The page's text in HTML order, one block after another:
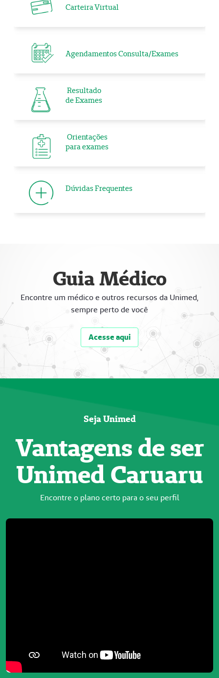
Carteira Virtual
Agendamentos Consulta/Exames
Resultado
de Exames
Orientações
para exames
Dúvidas Frequentes
Guia Médico
Encontre um médico e outros recursos da Unimed,
sempre perto de você
Acesse aqui
Seja Unimed
Vantagens de ser
Unimed Caruaru
Encontre o plano certo para o seu perfil